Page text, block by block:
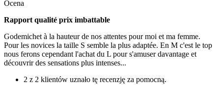
Ocena
Rapport qualité prix imbattable
Godemichet à la hauteur de nos attentes pour moi et ma femme.
Pour les novices la taille S semble la plus adaptée. En M c'est le top
nous ferons cependant l'achat du L pour s'amuser davantage et
découvrir des sensations plus intenses...
2 z 2 klientów uznało tę recenzję za pomocną.